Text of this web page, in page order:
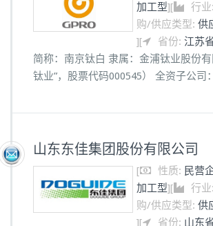
加工型][ 行业:
购/供应类型: 供
][ 省份: 江苏
简称：南京钛白 隶属：金浦钛业股份
钛业”，股票代码000545） 全资子公
山东东佳集团股份有限公司
[ 性质: 民营
加工型][ 行业:
购/供应类型: 供
][ 省份: 山东